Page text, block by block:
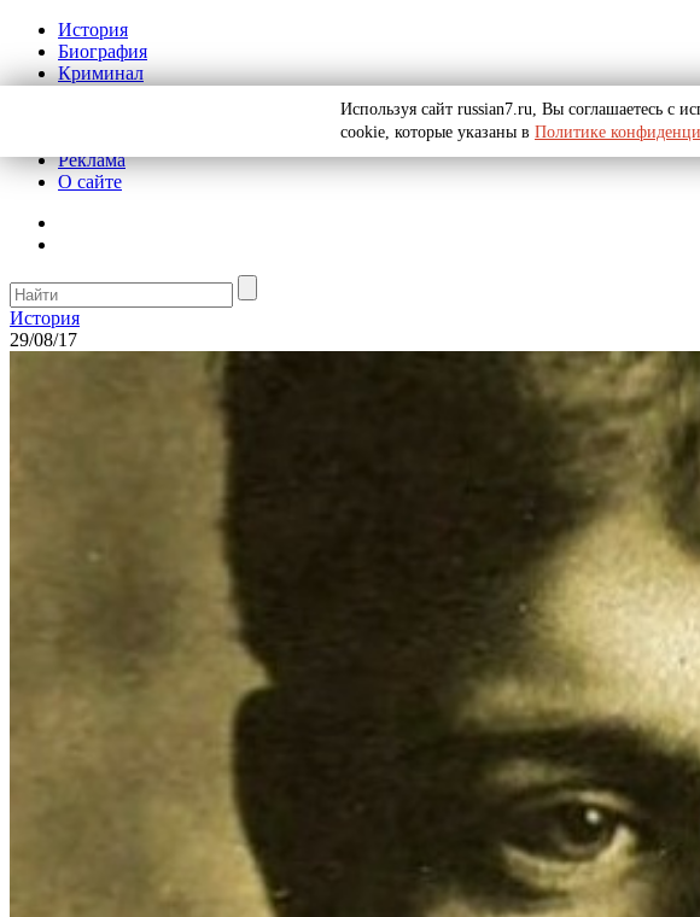
История
Биография
Криминал
Реклама
О сайте
История
29/08/17
Используя сайт russian7.ru, Вы соглашаетесь с
cookie, которые указаны в Политике